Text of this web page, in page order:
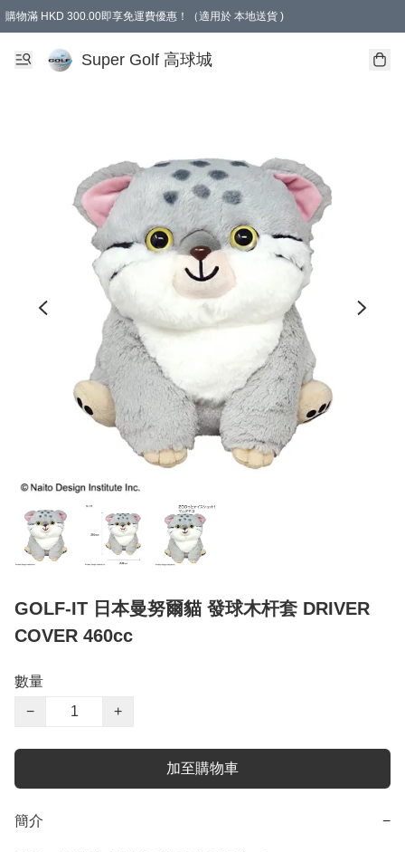
購物滿 HKD 300.00即享免運費優惠！（適用於 本地送貨 )
Super Golf 高球城
GOLF-IT 日本曼努爾貓 發球木杆套 DRIVER
COVER 460cc
數量
−
+
加至購物車
簡介 −